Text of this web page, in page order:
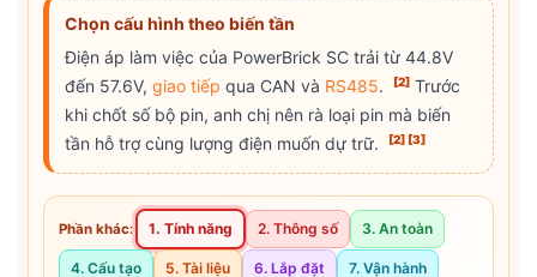
Chọn cấu hình theo biến tần
Điện áp làm việc của PowerBrick SC trải từ 44.8V
đến 57.6V, giao tiếp qua CAN và RS485. [2] Trước
khi chốt số bộ pin, anh chị nên rà loại pin mà biến
tần hỗ trợ cùng lượng điện muốn dự trữ.
[2] [3]
Phần khác: 1. Tính năng 2. Thông số 3. An toàn
4. Cấu tạo 5. Tài liệu 6. Lắp đặt 7. Vận hành